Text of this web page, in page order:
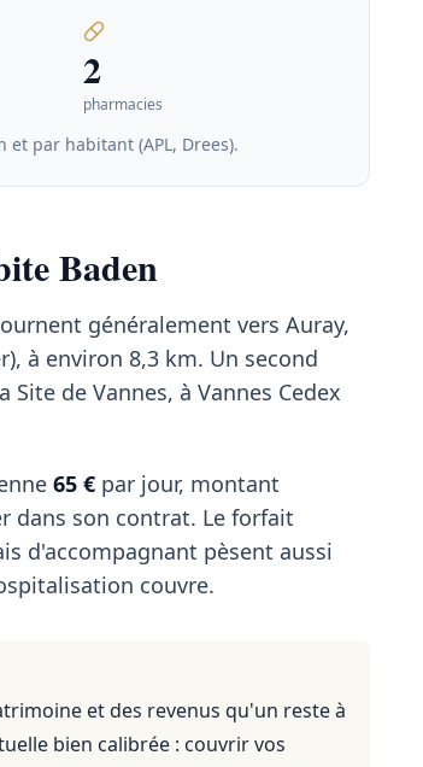
2
pharmacies
et par habitant (APL, Drees).
Baden
généralement vers Auray,
à environ 8,3 km. Un second
de Vannes, à Vannes Cedex
65 € par jour, montant
dans son contrat. Le forfait
d'accompagnant pèsent aussi
couvre.
et des revenus qu'un reste à
bien calibrée : couvrir vos